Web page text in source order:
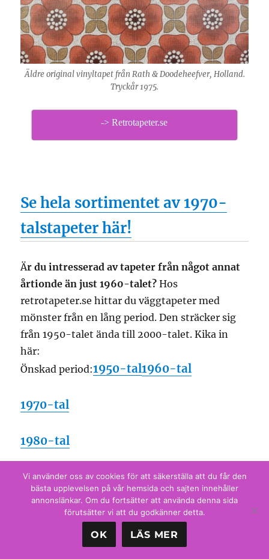
Äldre original vinyltapet från Rath & Doodeheefver, Holland.
Tryckår 1975.
-> Retrotapeter.se
Se hela sortimentet av 1970-
talstapeter här!
Är du intresserad av tapeter från något annat
årtionde än just 1960-talet? Hos
retrotapeter.se hittar du väggtapeter med
mönster från en lång period. Den sträcker sig
från 1950-talet ända till 2000-talet. Kika in
här:
Önskad period:1950-tal1960-tal
1970-tal
1980-tal
1990-tal
2000-tal
Retrotapeters kunder är allt från
Vi använder oss av cookies för att säkerställa att du får den
bästa upplevelsen på vår hemsida och sajten innehåller
annonslänkar. Om du fortsätter att använda denna sida
förutsätter vi att du godkänner detta.
OK LÄS MER